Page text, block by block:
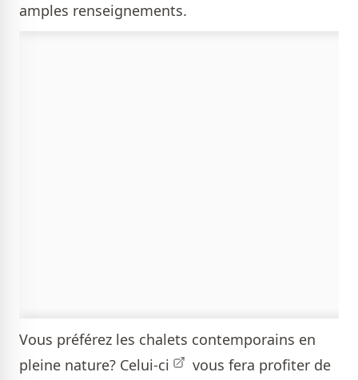
amples renseignements.
Vous préférez les chalets contemporains en
pleine nature? Celui-ci
vous fera profiter de